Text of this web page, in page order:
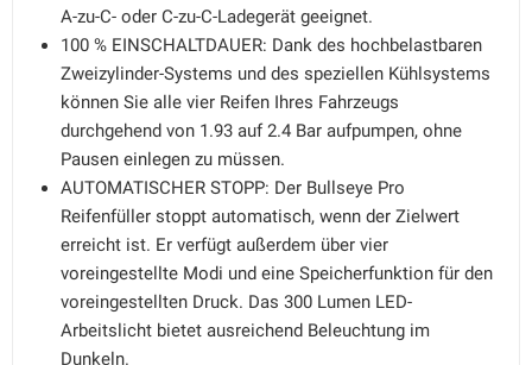
A-zu-C- oder C-zu-C-Ladegerät geeignet.
100 % EINSCHALTDAUER: Dank des hochbelastbaren
Zweizylinder-Systems und des speziellen Kühlsystems
können Sie alle vier Reifen Ihres Fahrzeugs
durchgehend von 1.93 auf 2.4 Bar aufpumpen, ohne
Pausen einlegen zu müssen.
AUTOMATISCHER STOPP: Der Bullseye Pro
Reifenfüller stoppt automatisch, wenn der Zielwert
erreicht ist. Er verfügt außerdem über vier
voreingestellte Modi und eine Speicherfunktion für den
voreingestellten Druck. Das 300 Lumen LED-
Arbeitslicht bietet ausreichend Beleuchtung im
Dunkeln.